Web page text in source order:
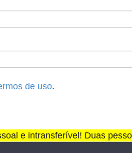
de uso.
e intransferível! Duas